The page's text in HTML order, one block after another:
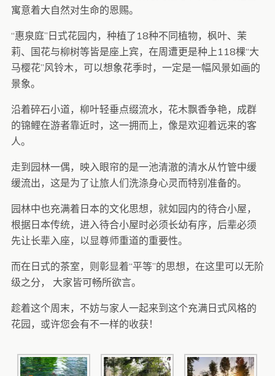
寓意着大自然对生命的恩赐。
“惠泉庭”日式花园内，种植了18种不同植物，枫叶、茉
莉、国花与柳树等皆是座上宾，在周遭更是种上118棵“大
马樱花”风铃木，可以想象花季时，一定是一幅风景如画的
景象。
沿着碎石小道，柳叶轻垂点缀流水，花木飘香争艳，成群
的锦鲤在游者靠近时，这一拥而上，像是欢迎着远来的客
人。
走到园林一偶，映入眼帘的是一池清澈的清水从竹管中缓
缓流出，这是为了让旅人们洗涤身心灵而特别准备的。
园林中也充满着日本的文化思想，就如园内的待合小屋，
根据日本传统，进入待合小屋时必须长幼有序，后辈必须
先让长辈入座，以显尊师重道的重要性。
而在日式的茶室，则彰显着“平等”的思想，在这里可以无阶
级之分， 大家皆可畅所欲言。
趁着这个周末，不妨与家人一起来到这个充满日式风格的
花园，或许您会有不一样的收获！